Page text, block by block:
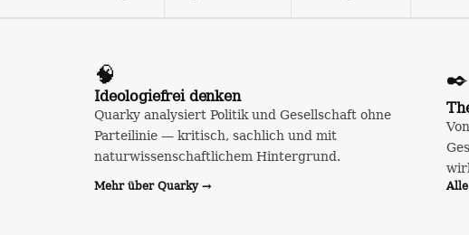
🧠
Ideologiefrei denken
Quarky analysiert Politik und Gesellschaft ohne
Parteilinie — kritisch, sachlich und mit
naturwissenschaftlichem Hintergrund.
Mehr über Quarky →
✒️